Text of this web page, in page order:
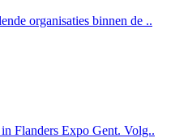
organisaties binnen de ..
Flanders Expo Gent. Volg..